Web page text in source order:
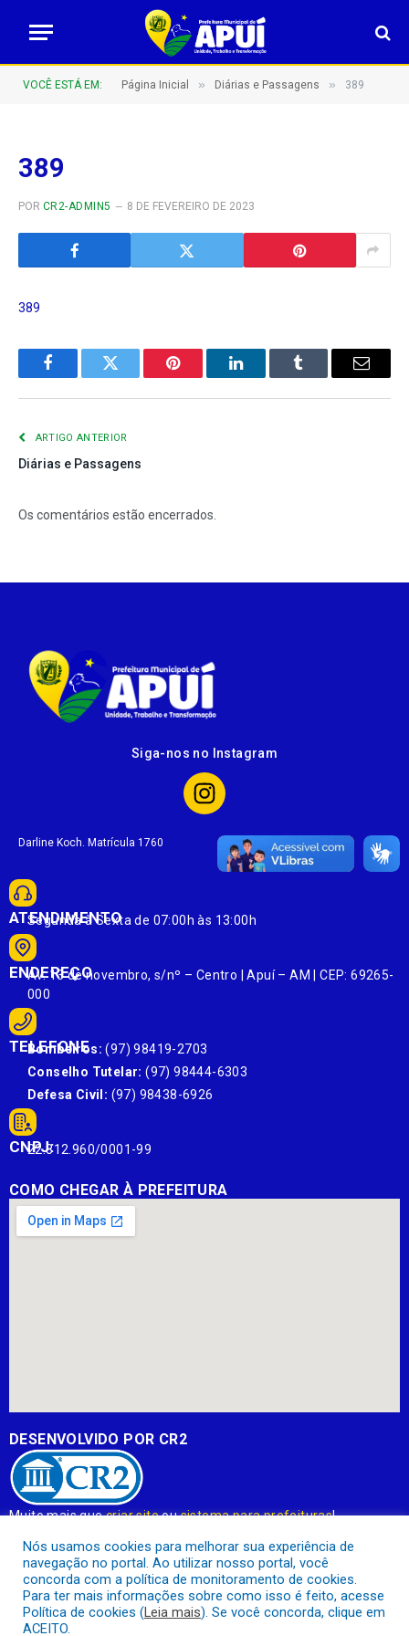
VOCÊ ESTÁ EM: Página Inicial » Diárias e Passagens » 389
389
POR CR2-ADMIN5 8 DE FEVEREIRO DE 2023
389
FacebookTwitter Pinterest LinkedInTumblr
E-
ARTIGO ANTERIOR
Diárias e Passagens
Os comentários estão encerrados.
Siga-nos no Instagram
Darline Koch. Matrícula 1760
ATENDIMENTO
Segunda à Sexta de 07:00h às 13:00h
ENDEREÇO
Av. 13 de novembro, s/nº – Centro | Apuí – AM | CEP: 69265-
000
TELEFONE
Bombeiros: (97) 98419-2703
Conselho Tutelar: (97) 98444-6303
Defesa Civil: (97) 98438-6926
CNPJ:
22.812.960/0001-99
COMO CHEGAR À PREFEITURA
DESENVOLVIDO POR CR2
Muito mais quecriar siteousistema para prefeituras!
contrato que todas as exigências das leis de transparência
públicaserão atendidas.
Conheça oPNTPe o Radar da Transparência Pública
Nós usamos cookies para melhorar sua experiência de
navegação no portal. Ao utilizar nosso portal, você
concorda com a política de monitoramento de cookies.
Para ter mais informações sobre como isso é feito, acesse
Política de cookies (Leia mais). Se você concorda, clique em
ACEITO.